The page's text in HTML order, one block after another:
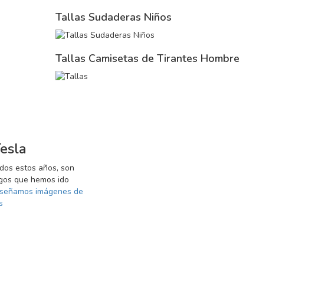
Tallas Sudaderas Niños
Tallas Camisetas de Tirantes Hombre
estos años, son
que hemos ido
imágenes de